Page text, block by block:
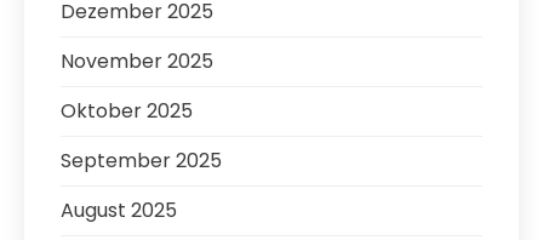
Dezember 2025
November 2025
Oktober 2025
September 2025
August 2025